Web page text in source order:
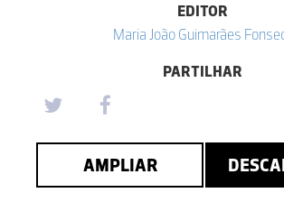
EDITOR
Maria João Guimarães
PARTILHAR
AMPLIAR